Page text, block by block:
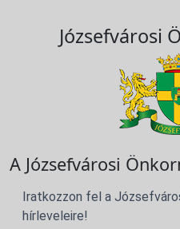
Józsefvárosi
A Józsefvárosi
Iratkozzon fel a
hírleveleire!